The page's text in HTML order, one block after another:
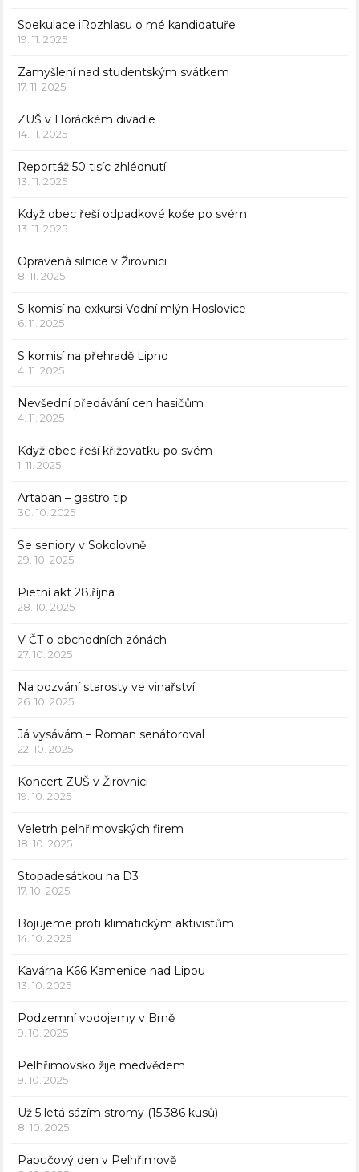
Spekulace iRozhlasu o mé kandidatuře
19. 11. 2025
Zamyšlení nad studentským svátkem
17. 11. 2025
ZUŠ v Horáckém divadle
14. 11. 2025
Reportáž 50 tisíc zhlédnutí
13. 11. 2025
Když obec řeší odpadkové koše po svém
13. 11. 2025
Opravená silnice v Žirovnici
8. 11. 2025
S komisí na exkursi Vodní mlýn Hoslovice
6. 11. 2025
S komisí na přehradě Lipno
4. 11. 2025
Nevšední předávání cen hasičům
4. 11. 2025
Když obec řeší křižovatku po svém
1. 11. 2025
Artaban – gastro tip
30. 10. 2025
Se seniory v Sokolovně
29. 10. 2025
Pietní akt 28.října
28. 10. 2025
V ČT o obchodních zónách
27. 10. 2025
Na pozvání starosty ve vinařství
26. 10. 2025
Já vysávám – Roman senátoroval
22. 10. 2025
Koncert ZUŠ v Žirovnici
19. 10. 2025
Veletrh pelhřimovských firem
18. 10. 2025
Stopadesátkou na D3
17. 10. 2025
Bojujeme proti klimatickým aktivistům
14. 10. 2025
Kavárna K66 Kamenice nad Lipou
13. 10. 2025
Podzemní vodojemy v Brně
9. 10. 2025
Pelhřimovsko žije medvědem
9. 10. 2025
Už 5 letá sázím stromy (15.386 kusů)
8. 10. 2025
Papučový den v Pelhřimově